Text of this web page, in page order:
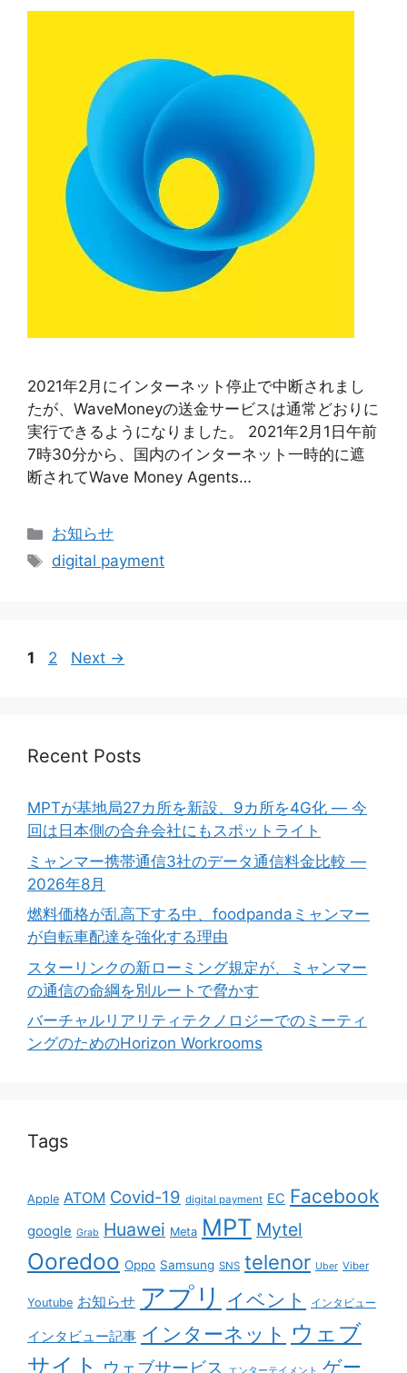
2021年2月にインターネット停止で中断されまし
たが、WaveMoneyの送金サービスは通常どおりに
実行できるようになりました。 2021年2月1日午前
7時30分から、国内のインターネット一時的に遮
断されてWave Money Agents…
Categories
お知らせ
Tags
digital payment
Page
1 Page
2 Next →
Recent Posts
MPTが基地局27カ所を新設、9カ所を4G化 ― 今
回は日本側の合弁会社にもスポットライト
ミャンマー携帯通信3社のデータ通信料金比較 ―
2026年8月
燃料価格が乱高下する中、foodpandaミャンマー
が自転車配達を強化する理由
スターリンクの新ローミング規定が、ミャンマー
の通信の命綱を別ルートで脅かす
バーチャルリアリティテクノロジーでのミーティ
ングのためのHorizon Workrooms
Tags
Apple ATOM Covid-19 digital payment EC Facebook
google Grab Huawei Meta MPT Mytel
Ooredoo Oppo Samsung SNS telenor Uber Viber
Youtube お知らせ アプリ イベント インタビュー
インタビュー記事 インターネット ウェブ
サイト ウェブサービス ゲー